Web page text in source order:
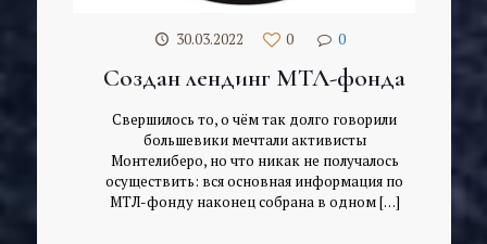
30.03.2022 0 0
Создан лендинг МТЛ-фонда
Свершилось то, о чём так долго говорили
большевики мечтали активисты
Монтелиберо, но что никак не получалось
осуществить: вся основная информация по
МТЛ-фонду наконец собрана в одном[…]